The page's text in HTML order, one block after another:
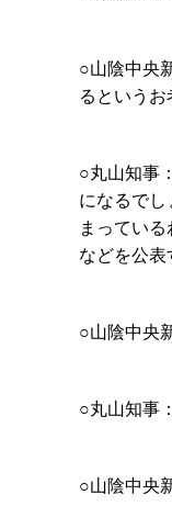
○山陰中央
るというお
○丸山知事
になるで
まってい
などを公表
○山陰中央
○丸山知事
○山陰中央